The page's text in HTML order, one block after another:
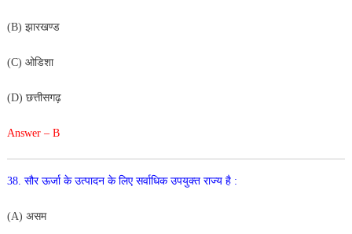
(B) झारखण्ड
(C) ओडिशा
(D) छत्तीसगढ़
Answer – B
38. सौर ऊर्जा के उत्पादन के लिए सर्वाधिक उपयुक्त राज्य है :
(A) असम